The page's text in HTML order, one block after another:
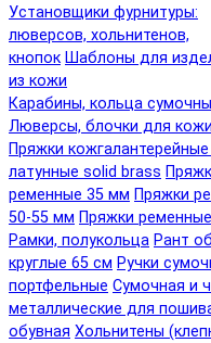
Установщики фурнитуры:
люверсов, хольнитенов,
кнопок Шаблоны для
из кожи
Карабины, кольца
Люверсы, блочки для кожи
Пряжки
латунные solid brass
ременные 35 мм Пряжки
50-55 мм Пряжки
Рамки, полукольца Рант
круглые 65 см Ручки
портфельные Сумочная и
металлические для
обувная Хольнитены